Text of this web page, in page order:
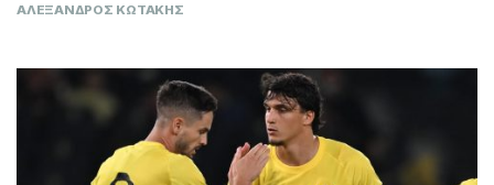
ΑΛΕΞΑΝΔΡΟΣ ΚΩΤΑΚΗΣ